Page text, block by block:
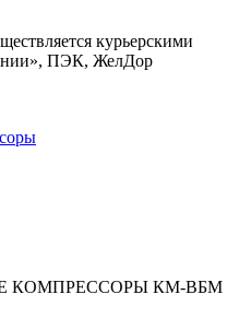
курьерскими
ПЭК, ЖелДор
КОМПРЕССОРЫ КМ-ВБМ